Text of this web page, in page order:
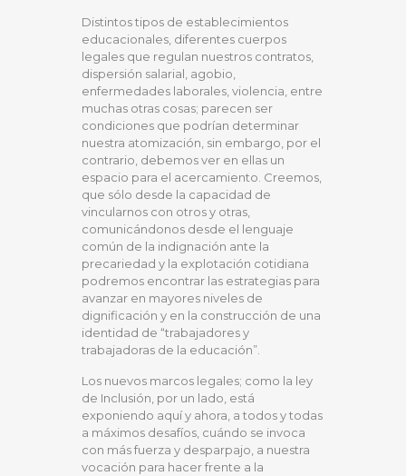
Distintos tipos de establecimientos
educacionales, diferentes cuerpos
legales que regulan nuestros contratos,
dispersión salarial, agobio,
enfermedades laborales, violencia, entre
muchas otras cosas; parecen ser
condiciones que podrían determinar
nuestra atomización, sin embargo, por el
contrario, debemos ver en ellas un
espacio para el acercamiento. Creemos,
que sólo desde la capacidad de
vincularnos con otros y otras,
comunicándonos desde el lenguaje
común de la indignación ante la
precariedad y la explotación cotidiana
podremos encontrar las estrategias para
avanzar en mayores niveles de
dignificación y en la construcción de una
identidad de “trabajadores y
trabajadoras de la educación”.
Los nuevos marcos legales; como la ley
de Inclusión, por un lado, está
exponiendo aquí y ahora, a todos y todas
a máximos desafíos, cuándo se invoca
con más fuerza y desparpajo, a nuestra
vocación para hacer frente a la